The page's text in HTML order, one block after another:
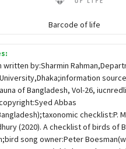
বাজ -ঈগল-শিকরে
বাটান, জিরিয়া ও তাদের সহজাত
মাছরাঙা
প্রিনা
Barcode of life
by:Sharmin
of Bangladesh, Vol-26,
Abbas
checklist:P.
(2020). A checklist of birds of
song owner:Peter